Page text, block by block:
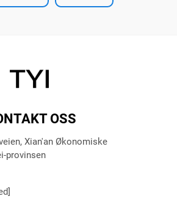
OSS
Xian'an Økonomiske
provinsen